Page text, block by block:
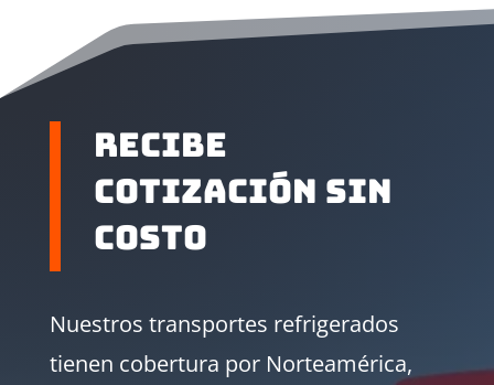
RECIBE
COTIZACIÓN SIN
COSTO
Nuestros transportes refrigerados
tienen cobertura por Norteamérica,